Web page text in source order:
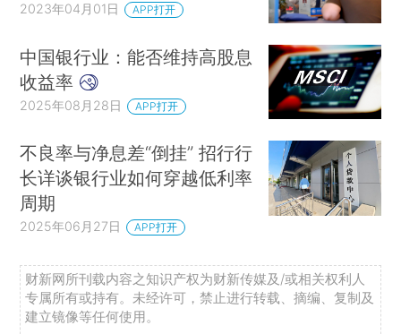
2023年04月01日 APP打开
中国银行业：能否维持高股息
收益率
2025年08月28日 APP打开
不良率与净息差“倒挂” 招行行
长详谈银行业如何穿越低利率
周期
2025年06月27日 APP打开
财新网所刊载内容之知识产权为财新传媒及/或相关权利人
专属所有或持有。未经许可，禁止进行转载、摘编、复制及
建立镜像等任何使用。